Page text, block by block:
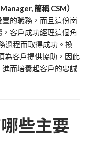
簡稱 CSM）
的職務，而且這份崗
客戶成功經理這個角
過程而取得成功。換
為客戶提供協助，因此
而培養起客戶的忠誠
些主要